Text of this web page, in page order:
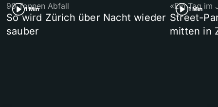
1 Min
90 Tonnen Abfall
So wird Zürich über Nacht wieder
sauber
1 Min
«Ein Tag im
Street-
mitten in